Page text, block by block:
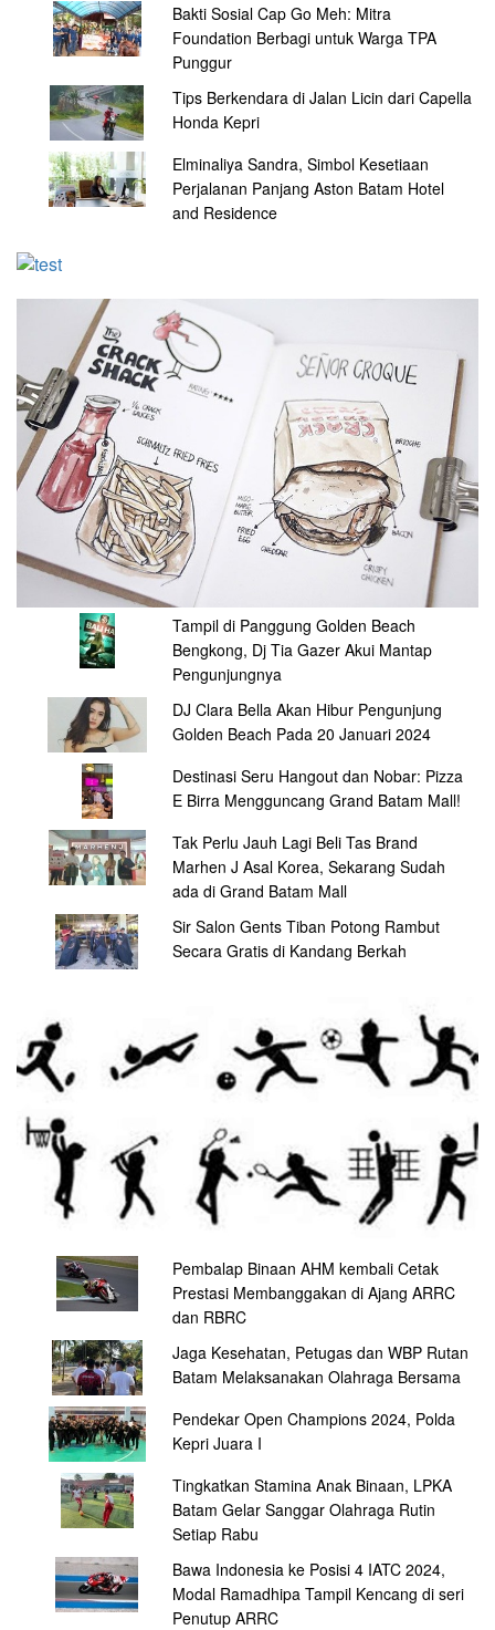
Bakti Sosial Cap Go Meh: Mitra
Foundation Berbagi untuk Warga TPA
Punggur
Tips Berkendara di Jalan Licin dari Capella
Honda Kepri
Elminaliya Sandra, Simbol Kesetiaan
Perjalanan Panjang Aston Batam Hotel
and Residence
Tampil di Panggung Golden Beach
Bengkong, Dj Tia Gazer Akui Mantap
Pengunjungnya
DJ Clara Bella Akan Hibur Pengunjung
Golden Beach Pada 20 Januari 2024
Destinasi Seru Hangout dan Nobar: Pizza
E Birra Mengguncang Grand Batam Mall!
Tak Perlu Jauh Lagi Beli Tas Brand
Marhen J Asal Korea, Sekarang Sudah
ada di Grand Batam Mall
Sir Salon Gents Tiban Potong Rambut
Secara Gratis di Kandang Berkah
Pembalap Binaan AHM kembali Cetak
Prestasi Membanggakan di Ajang ARRC
dan RBRC
Jaga Kesehatan, Petugas dan WBP Rutan
Batam Melaksanakan Olahraga Bersama
Pendekar Open Champions 2024, Polda
Kepri Juara I
Tingkatkan Stamina Anak Binaan, LPKA
Batam Gelar Sanggar Olahraga Rutin
Setiap Rabu
Bawa Indonesia ke Posisi 4 IATC 2024,
Modal Ramadhipa Tampil Kencang di seri
Penutup ARRC